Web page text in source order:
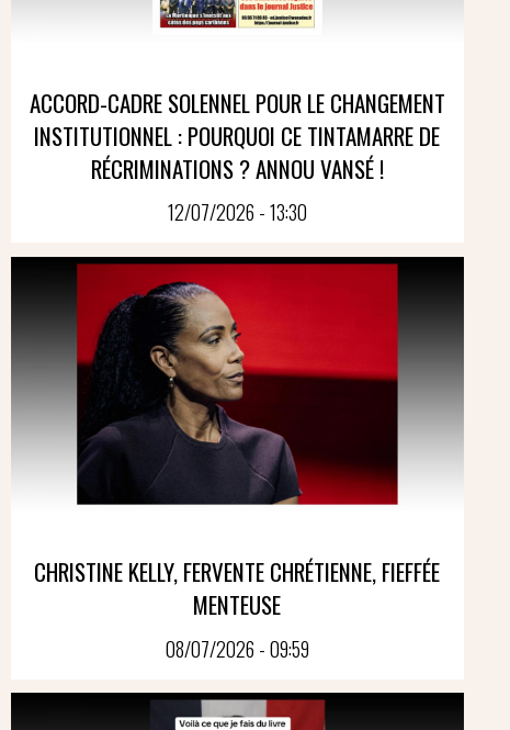
ACCORD-CADRE SOLENNEL POUR LE CHANGEMENT
INSTITUTIONNEL : POURQUOI CE TINTAMARRE DE
RÉCRIMINATIONS ? ANNOU VANSÉ !
12/07/2026 - 13:30
CHRISTINE KELLY, FERVENTE CHRÉTIENNE, FIEFFÉE
MENTEUSE
08/07/2026 - 09:59